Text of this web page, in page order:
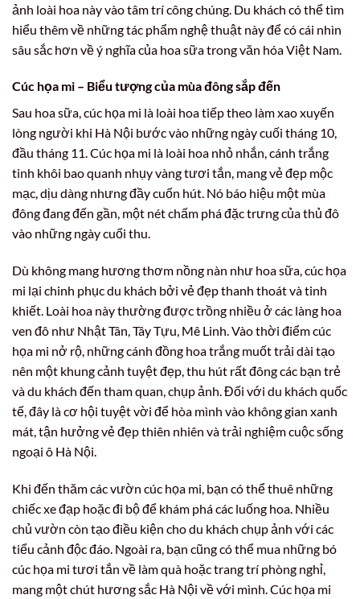
ảnh loài hoa này vào tâm trí công chúng. Du khách có thể tìm
hiểu thêm về những tác phẩm nghệ thuật này để có cái nhìn
sâu sắc hơn về ý nghĩa của hoa sữa trong văn hóa Việt Nam.
Cúc họa mi – Biểu tượng của mùa đông sắp đến
Sau hoa sữa, cúc họa mi là loài hoa tiếp theo làm xao xuyến
lòng người khi Hà Nội bước vào những ngày cuối tháng 10,
đầu tháng 11. Cúc họa mi là loài hoa nhỏ nhắn, cánh trắng
tinh khôi bao quanh nhụy vàng tươi tắn, mang vẻ đẹp mộc
mạc, dịu dàng nhưng đầy cuốn hút. Nó báo hiệu một mùa
đông đang đến gần, một nét chấm phá đặc trưng của thủ đô
vào những ngày cuối thu.
Dù không mang hương thơm nồng nàn như hoa sữa, cúc họa
mi lại chinh phục du khách bởi vẻ đẹp thanh thoát và tinh
khiết. Loài hoa này thường được trồng nhiều ở các làng hoa
ven đô như Nhật Tân, Tây Tựu, Mê Linh. Vào thời điểm cúc
họa mi nở rộ, những cánh đồng hoa trắng muốt trải dài tạo
nên một khung cảnh tuyệt đẹp, thu hút rất đông các bạn trẻ
và du khách đến tham quan, chụp ảnh. Đối với du khách quốc
tế, đây là cơ hội tuyệt vời để hòa mình vào không gian xanh
mát, tận hưởng vẻ đẹp thiên nhiên và trải nghiệm cuộc sống
ngoại ô Hà Nội.
Khi đến thăm các vườn cúc họa mi, bạn có thể thuê những
chiếc xe đạp hoặc đi bộ để khám phá các luống hoa. Nhiều
chủ vườn còn tạo điều kiện cho du khách chụp ảnh với các
tiểu cảnh độc đáo. Ngoài ra, bạn cũng có thể mua những bó
cúc họa mi tươi tắn về làm quà hoặc trang trí phòng nghỉ,
mang một chút hương sắc Hà Nội về với mình. Cúc họa mi